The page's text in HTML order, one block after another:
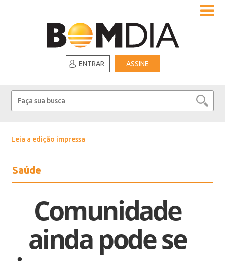
ENTRAR ASSINE
Leia a edição impressa
Saúde
Comunidade
ainda pode se